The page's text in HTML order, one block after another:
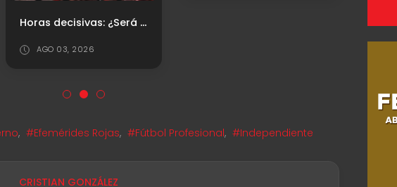
Horas decisivas: ¿Será el último partido de Kevin Lomónaco en el Rojo?
AGO 03, 2026
, #Efemérides Rojas, #Fútbol Profesional, #Independiente
CRISTIAN GONZÁLEZ